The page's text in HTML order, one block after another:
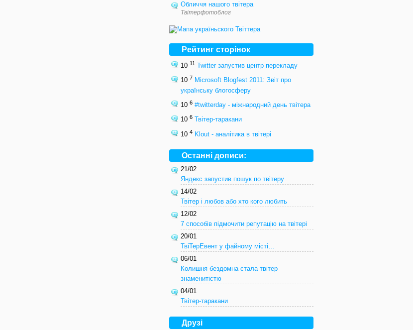
Обличчя нашого твітера
Твітерфотоблог
Рейтинг сторінок
10 11 Twitter запустив центр перекладу
10 7 Microsoft Blogfest 2011: Звіт про
українську блогосферу
10 6 #twitterday - міжнародний день твітера
10 6
Твітер-таракани
10 4 Klout - аналітика в твітері
Останні дописи:
21/02
Яндекс запустив пошук по твітеру
14/02
Твітер і любов або хто кого любить
12/02
7 способів підмочити репутацію на твітері
20/01
ТвіТерЕвент у файному місті…
06/01
Колишня бездомна стала твітер
знаменитістю
04/01
Твітер-таракани
Друзі